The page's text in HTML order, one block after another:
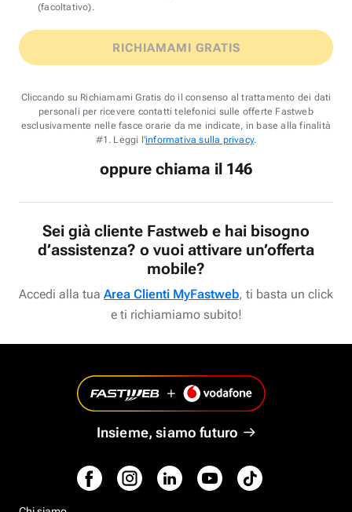
(facoltativo).
RICHIAMAMI GRATIS
Cliccando su Richiamami Gratis do il consenso al trattamento dei dati
personali per ricevere contatti telefonici sulle offerte Fastweb
esclusivamente nelle fasce orarie da me indicate, in base alla finalità
#1. Leggi l'informativa sulla privacy.
oppure chiama il 146
Sei già cliente Fastweb e hai bisogno
d’assistenza? o vuoi attivare un’offerta
mobile?
Accedi alla tua Area Clienti MyFastweb, ti basta un click
e ti richiamiamo subito!
Insieme, siamo futuro